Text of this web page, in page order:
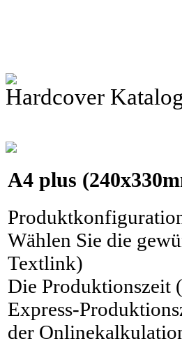
Hardcover
A4 plus
Wählen Sie die
Textlink)
Die Produktionszeit
Express-
der